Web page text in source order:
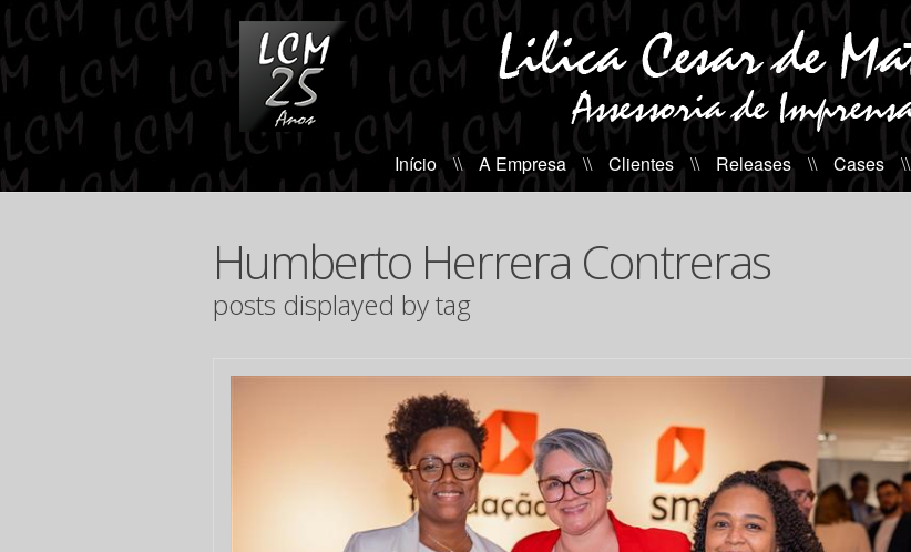
Início \\ A Empresa \\ Clientes \\ Releases \\ Cases \\
Humberto Herrera Contreras
posts displayed by tag